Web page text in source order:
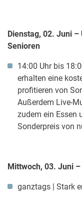
Dienstag, 02. Juni
Senioren
14:00 Uhr bis
erhalten eine
profitieren von
Außerdem Live-
zudem ein Essen
Sonderpreis von
Mittwoch, 03. Juni
ganztags | Stark